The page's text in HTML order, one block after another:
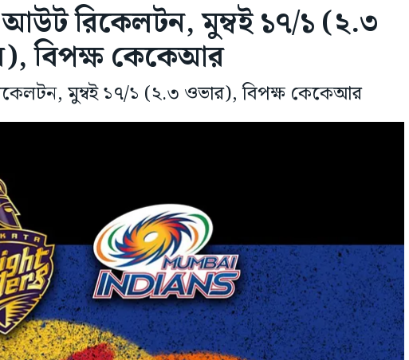
রিকেলটন, মুম্বই ১৭/১ (২.৩
বিপক্ষ কেকেআর
মুম্বই ১৭/১ (২.৩ ওভার), বিপক্ষ কেকেআর